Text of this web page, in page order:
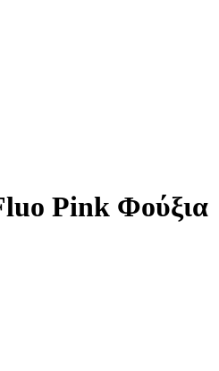
Pink Φούξια